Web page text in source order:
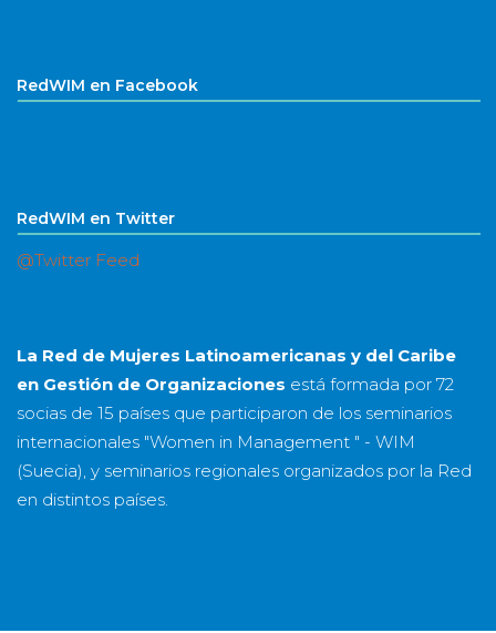
RedWIM en Facebook
RedWIM en Twitter
@Twitter Feed
La Red de Mujeres Latinoamericanas y del Caribe
en Gestión de Organizaciones está formada por 72
socias de 15 países que participaron de los seminarios
internacionales "Women in Management " - WIM
(Suecia), y seminarios regionales organizados por la Red
en distintos países.